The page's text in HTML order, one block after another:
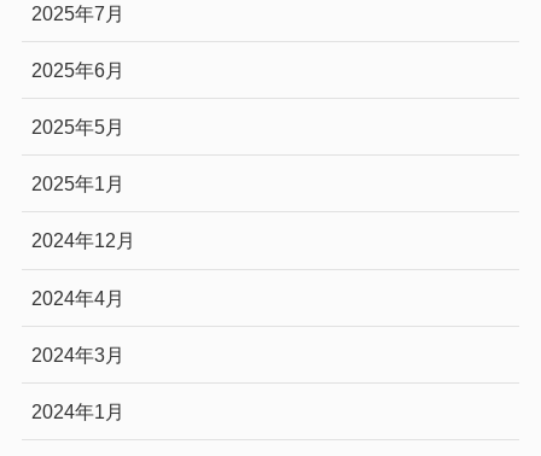
2025年7月
2025年6月
2025年5月
2025年1月
2024年12月
2024年4月
2024年3月
2024年1月